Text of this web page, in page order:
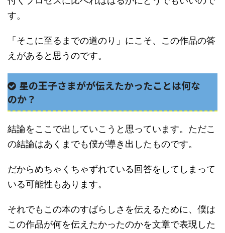
す。
「そこに至るまでの道のり」にこそ、この作品の答
えがあると思うのです。
星の王子さまがが伝えたかったことは何な
のか？
結論をここで出していこうと思っています。ただこ
の結論はあくまでも僕が導き出したものです。
だからめちゃくちゃずれている回答をしてしまって
いる可能性もあります。
それでもこの本のすばらしさを伝えるために、僕は
この作品が何を伝えたかったのかを文章で表現した